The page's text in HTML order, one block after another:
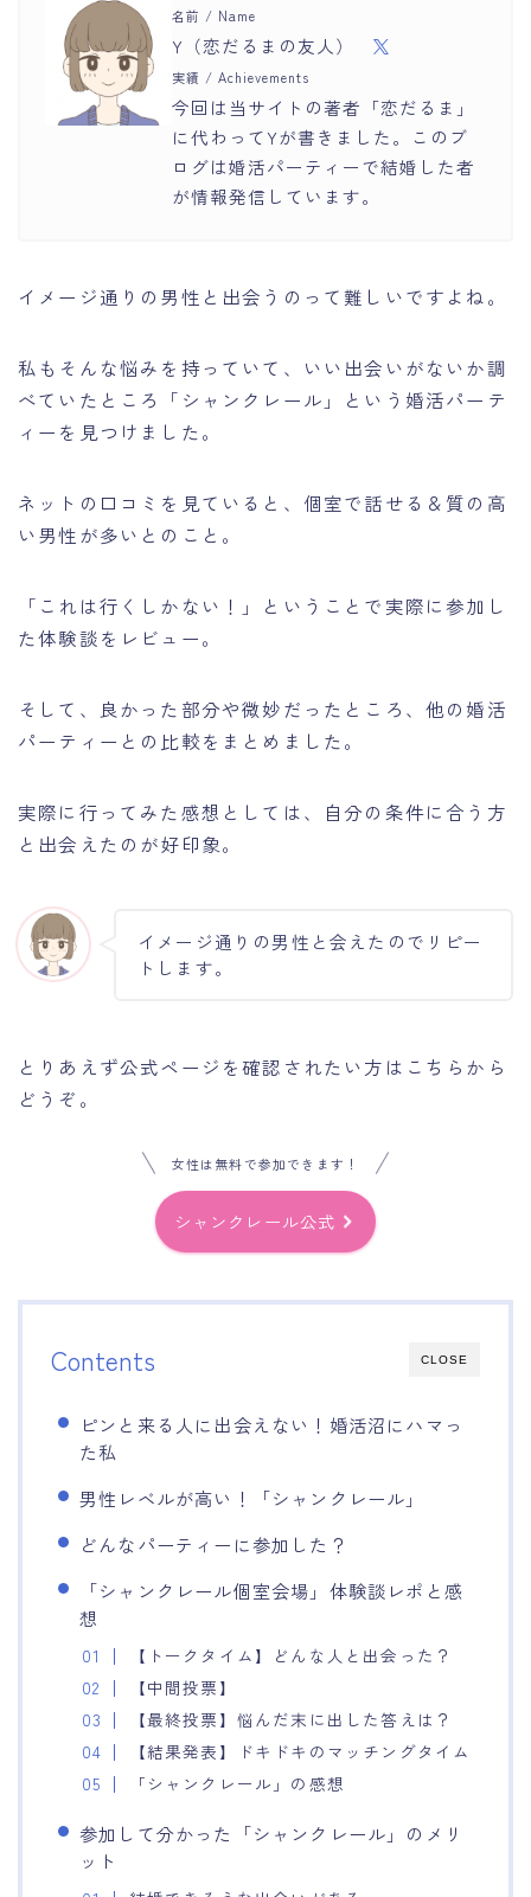
名前 / Name
Y（恋だるまの友人）
実績 / Achievements
今回は当サイトの著者「恋だるま」
に代わってYが書きました。このブ
ログは婚活パーティーで結婚した者
が情報発信しています。
イメージ通りの男性と出会うのって難しいですよね。
私もそんな悩みを持っていて、いい出会いがないか調
べていたところ「シャンクレール」という婚活パーテ
ィーを見つけました。
ネットの口コミを見ていると、個室で話せる＆質の高
い男性が多いとのこと。
「これは行くしかない！」ということで実際に参加し
た体験談をレビュー。
そして、良かった部分や微妙だったところ、他の婚活
パーティーとの比較をまとめました。
実際に行ってみた感想としては、自分の条件に合う方
と出会えたのが好印象。
イメージ通りの男性と会えたのでリピー
トします。
とりあえず公式ページを確認されたい方はこちらから
どうぞ。
女性は無料で参加できます！
シャンクレール公式
CLOSE
Contents
ピンと来る人に出会えない！婚活沼にハマっ
た私
男性レベルが高い！「シャンクレール」
どんなパーティーに参加した？
「シャンクレール個室会場」体験談レポと感
想
【トークタイム】どんな人と出会った？
【中間投票】
【最終投票】悩んだ末に出した答えは？
【結果発表】ドキドキのマッチングタイム
「シャンクレール」の感想
参加して分かった「シャンクレール」のメリ
ット